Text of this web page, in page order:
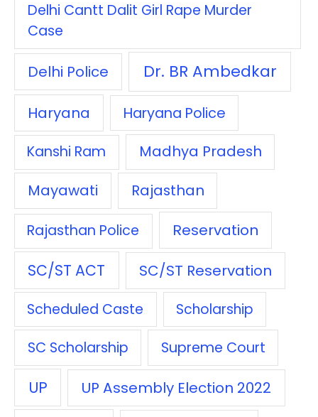
Delhi Cantt Dalit Girl Rape Murder
Case
Delhi Police Dr. BR Ambedkar
Haryana Haryana Police
Kanshi Ram
Madhya Pradesh
Mayawati
Rajasthan
Rajasthan Police Reservation
SC/ST ACT SC/ST Reservation
Scheduled Caste Scholarship
SC Scholarship Supreme Court
UP UP Assembly Election 2022